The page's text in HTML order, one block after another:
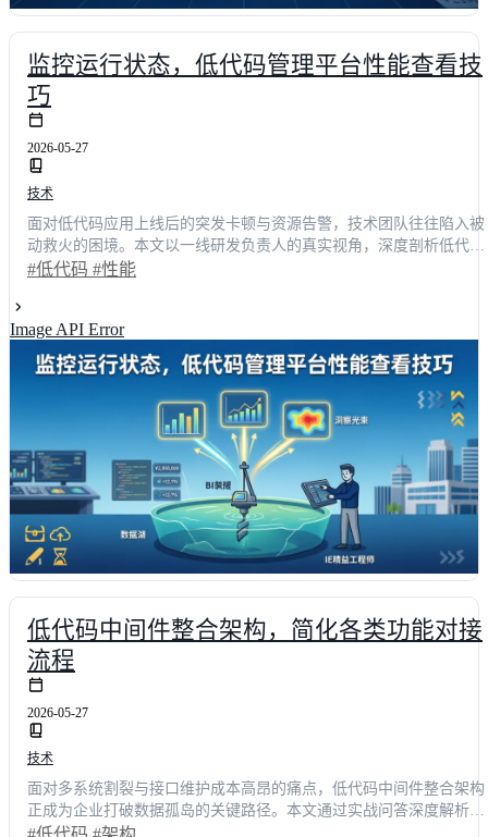
监控运行状态，低代码管理平台性能查看技
巧
2026-05-27
技术
面对低代码应用上线后的突发卡顿与资源告警，技术团队往往陷入被
动救火的困境。本文以一线研发负责人的真实视角，深度剖析低代码
管理平台的性能监控逻辑。通过拆解核心指标、实战定位瓶颈、科学
后，故障响应时间缩短62%，系统可用性提升至99.95%，助您打造稳
定高效的企业级数字化底座。
#低代码 #性能
Image API Error
低代码中间件整合架构，简化各类功能对接
流程
2026-05-27
技术
面对多系统割裂与接口维护成本高昂的痛点，低代码中间件整合架构
正成为企业打破数据孤岛的关键路径。本文通过实战问答深度解析该
架构的运行逻辑与落地策略，揭示其如何将复杂对接流程标准化。据